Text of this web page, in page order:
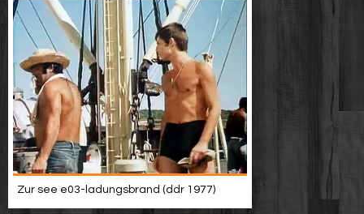
Zur see e03-ladungsbrand (ddr 1977)